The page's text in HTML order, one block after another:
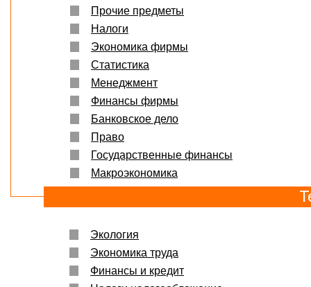
Прочие предметы
Налоги
Экономика фирмы
Статистика
Менеджмент
Финансы фирмы
Банковское дело
Право
Государственные финансы
Макроэкономика
Экология
Экономика труда
Финансы и кредит